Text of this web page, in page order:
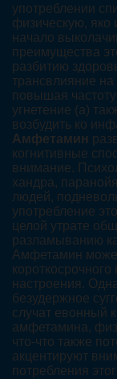
употреблении
физическую, яко
начало
преимущества
разбитию
трансвлияние на
повышая
угнетение (а)
возбудить ко
Амфетамин
когнитивные
внимание.
хандра,
людей,
употребление
целой утрате
разламыванию
Амфетамин
настроения.
безудержное
случат евонный
амфетамина,
что-что также
акцентируют
потребления